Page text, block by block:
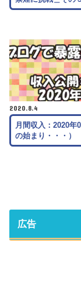
2020.8.4
月間収入：2020年
の始まり・・・）
広告